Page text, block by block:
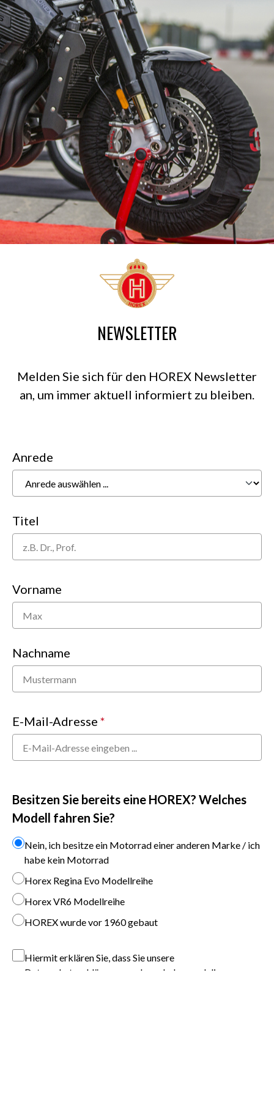
NEWSLETTER
Melden Sie sich für den HOREX Newsletter
an, um immer aktuell informiert zu bleiben.
Anrede
Titel
Vorname
Nachname
E-Mail-Adresse *
Besitzen Sie bereits eine HOREX? Welches
Modell fahren Sie?
Nein, ich besitze ein Motorrad einer anderen Marke / ich
habe kein Motorrad
Horex Regina Evo Modellreihe
Horex VR6 Modellreihe
HOREX wurde vor 1960 gebaut
Hiermit erklären Sie, dass Sie unsere
Datenschutzerklärung
gelesen haben und diese